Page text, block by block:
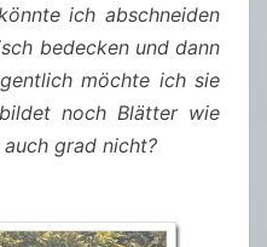
ich abschneiden
bedecken und dann
möchte ich sie
noch Blätter wie
grad nicht?